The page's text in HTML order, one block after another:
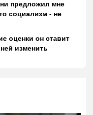
предложил мне
социализм - не
оценки он ставит
изменить